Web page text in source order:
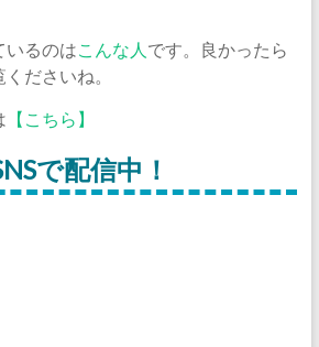
いるのはこんな人 です。良かったら
ださいね。
【こちら】
で配信中！